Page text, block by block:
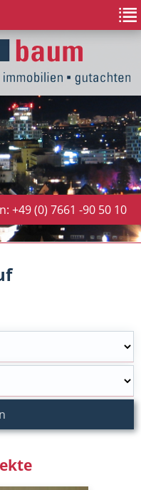
+49 (0) 7661 -90 50 10